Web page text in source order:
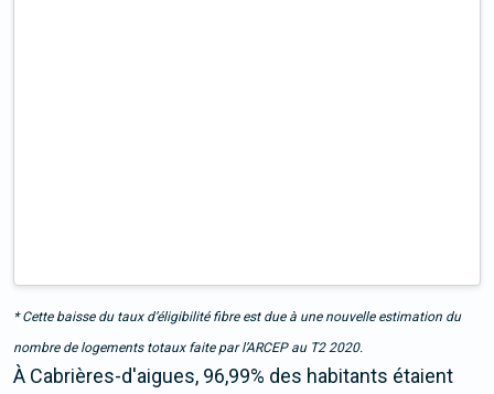
* Cette baisse du taux d’éligibilité fibre est due à une nouvelle estimation du
nombre de logements totaux faite par l’ARCEP au T2 2020.
À Cabrières-d'aigues, 96,99% des habitants étaient